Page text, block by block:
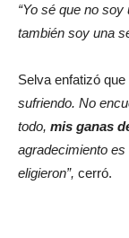
“Yo sé que no
también soy una
Selva enfatizó
sufriendo. No
todo, mis ganas
agradecimiento
eligieron”, cerró.